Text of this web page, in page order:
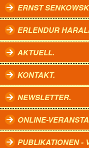
ERNST
ERLENDUR
AKTUELL.
KONTAKT.
NEWSLETTER.
ONLINE-
PUBLIKATIONEN -